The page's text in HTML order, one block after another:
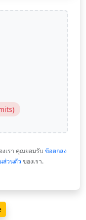
)
เรา คุณยอมรับ ข้อตกลง
ส่วนตัว ของเรา.